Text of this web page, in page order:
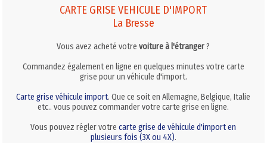
CARTE GRISE VEHICULE D'IMPORT
La Bresse
Vous avez acheté votrevoiture à l'étranger?
Commandez également en ligne en quelques minutes votre carte
grise pour un véhicule d'import.
Carte grise véhicule import. Que ce soit en Allemagne, Belgique, Italie
etc.. vous pouvez commander votre carte grise en ligne.
Vous pouvez régler votrecarte grise de véhicule d'import en
plusieurs fois (3X ou 4X).